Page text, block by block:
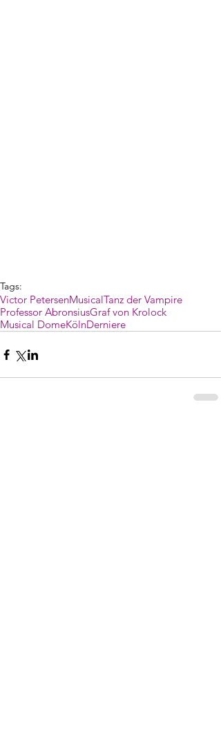
Tags:
Victor PetersenMusicalTanz der Vampire
Professor AbronsiusGraf von Krolock
Musical DomeKölnDerniere